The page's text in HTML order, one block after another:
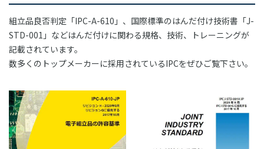
組立品良否判定「IPC-A-610」、国際標準のはんだ付け技術書「J-
STD-001」などはんだ付けに関わる規格、技術、トレーニングが
記載されています。
数多くのトップメーカーに採用されているIPCをぜひご覧下さい。